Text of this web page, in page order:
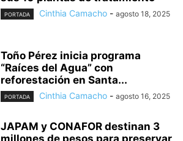
PORTADA Cinthia Camacho - agosto 18, 2025
Toño Pérez inicia programa
“Raíces del Agua” con
reforestación en Santa...
PORTADA Cinthia Camacho - agosto 16, 2025
JAPAM y CONAFOR destinan 3